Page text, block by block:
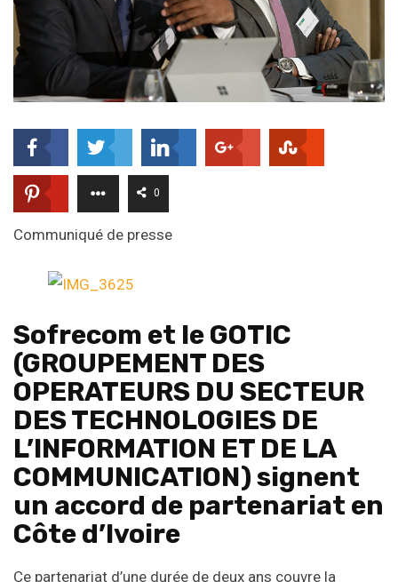
0
Communiqué de presse
Sofrecom et le GOTIC
(GROUPEMENT DES
OPERATEURS DU SECTEUR
DES TECHNOLOGIES DE
L’INFORMATION ET DE LA
COMMUNICATION) signent
un accord de partenariat en
Côte d’Ivoire
Ce partenariat d’une durée de deux ans couvre la